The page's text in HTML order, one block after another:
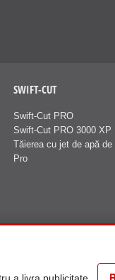
SWIFT-CUT
Swift-Cut PRO
Swift-Cut PRO 3000 XP
Tăierea cu jet de apă
Pro